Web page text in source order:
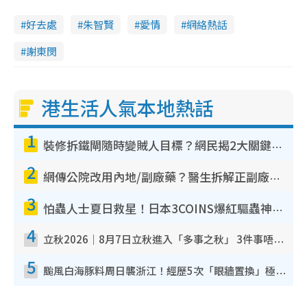
好去處 朱智賢 愛情
網絡熱話
謝東閔
港生活人氣本地熱話
1 裝修拆鐵閘隨時變賊人目標？網民揭2大關鍵用途：裝新式等於白裝？附新舊鐵閘分別
2 網傳公院改用內地/副廠藥？醫生拆解正副廠分別 揭4類人換藥隨時出事
3 怕蟲人士夏日救星！日本3COINS爆紅驅蟲神器$45起 1招「全程免觸碰」輕鬆搞定小強
4 立秋2026｜8月7日立秋進入「多事之秋」 3件事唔做得！專家教6招開運 清枱頭／銀包納氣接好運
5 颱風白海豚料周日襲浙江！經歷5次「眼牆置換」極罕見 成登陸內地最長途颱風